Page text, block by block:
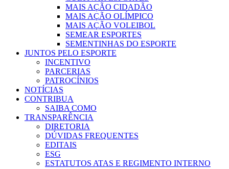
MAIS AÇÃO CIDADÃO
MAIS AÇÃO OLÍMPICO
MAIS AÇÃO VOLEIBOL
SEMEAR ESPORTES
SEMENTINHAS DO ESPORTE
JUNTOS PELO ESPORTE
INCENTIVO
PARCERIAS
PATROCÍNIOS
NOTÍCIAS
CONTRIBUA
SAIBA COMO
TRANSPARÊNCIA
DIRETORIA
DÚVIDAS FREQUENTES
EDITAIS
ESG
ESTATUTOS ATAS E REGIMENTO INTERNO